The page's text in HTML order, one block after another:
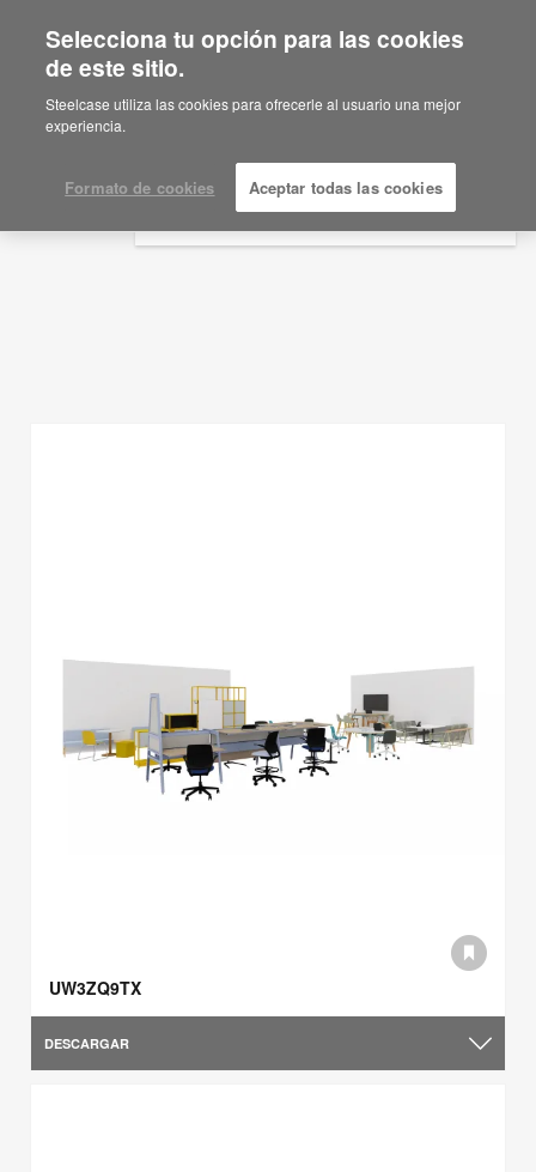
Are you in United States?
Would you like to see Products we sell in
your region?
English
Español
Ideas de planificación
UW3ZQ9TX
DESCARGAR
Selecciona tu opción para las cookies
de este sitio.
Steelcase utiliza las cookies para ofrecerle al usuario una mejor
experiencia.
Formato de cookies Aceptar todas las cookies